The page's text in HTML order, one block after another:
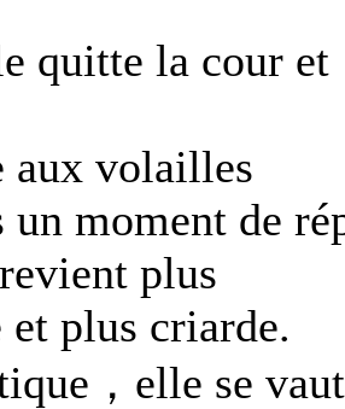
quitte la cour et
aux volailles
un moment de
plus
plus criarde.
，elle se